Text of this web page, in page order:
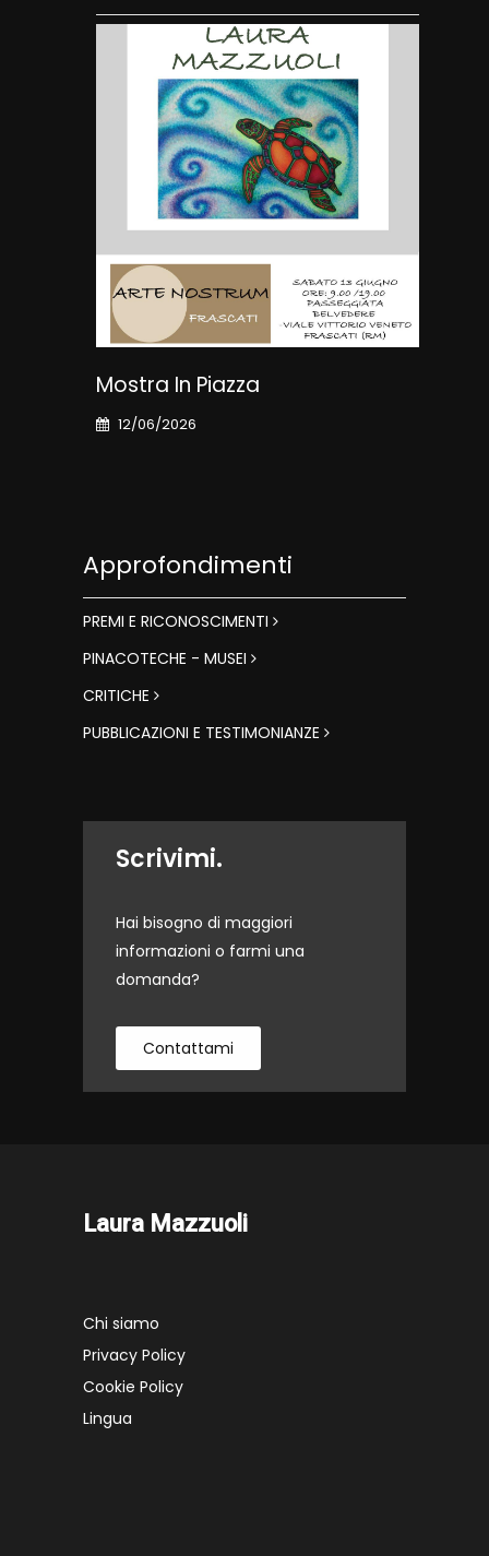
Mostra In Piazza
12/06/2026
Approfondimenti
PREMI E RICONOSCIMENTI
PINACOTECHE - MUSEI
CRITICHE
PUBBLICAZIONI E TESTIMONIANZE
Scrivimi.
Hai bisogno di maggiori
informazioni o farmi una
domanda?
Contattami
Laura Mazzuoli
Chi siamo
Privacy Policy
Cookie Policy
Lingua